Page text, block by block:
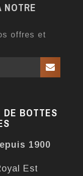
NOTRE
offres et
DE BOTTES
1900
Est